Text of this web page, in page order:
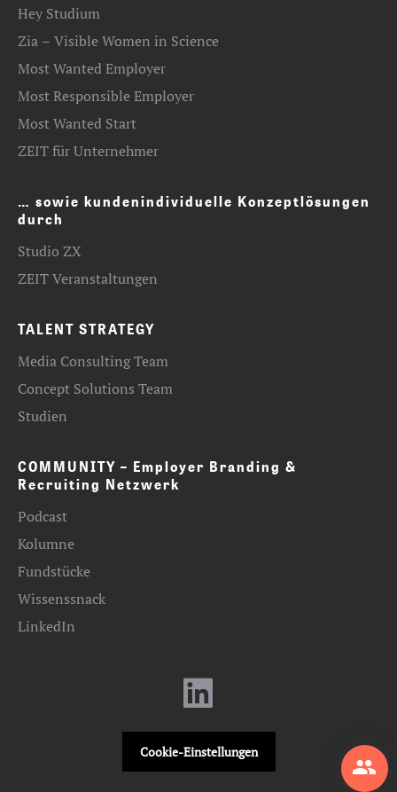
Hey Studium
Zia – Visible Women in Science
Most Wanted Employer
Most Responsible Employer
Most Wanted Start
ZEIT für Unternehmer
… sowie kundenindividuelle Konzeptlösungen
durch
Studio ZX
ZEIT Veranstaltungen
TALENT STRATEGY
Media Consulting Team
Concept Solutions Team
Studien
COMMUNITY – Employer Branding &
Recruiting Netzwerk
Podcast
Kolumne
Fundstücke
Wissenssnack
LinkedIn
Cookie-Einstellungen